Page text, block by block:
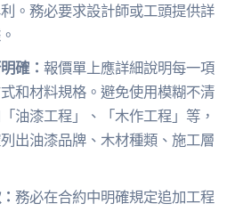
。務必要求設計師或工頭提供詳
確：報價單上應詳細說明每一項
和材料規格。避免使用模糊不清
油漆工程」、「木作工程」等，
出油漆品牌、木材種類、施工層
務必在合約中明確規定追加工程